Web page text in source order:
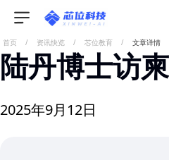
首页 / 资讯快览 / 芯位教育 / 文章详情
陆丹博士访
2025年9月12日